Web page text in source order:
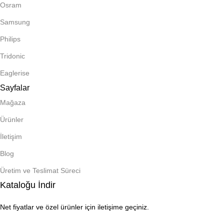
Osram
Samsung
Philips
Tridonic
Eaglerise
Sayfalar
Mağaza
Ürünler
İletişim
Blog
Üretim ve Teslimat Süreci
Kataloğu İndir
Net fiyatlar ve özel ürünler için iletişime geçiniz.